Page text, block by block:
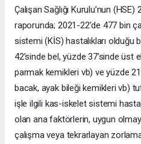
Çalışan Sağlığı Kurulu’nun (HSE)
raporunda; 2021-22’de 477 bin
sistemi (KİS) hastalıkları olduğu
42’sinde bel, yüzde 37’sinde üst
parmak kemikleri vb) ve yüzde
bacak, ayak bileği kemikleri vb)
işle ilgili kas-iskelet sistemi
olan ana faktörlerin, uygun
çalışma veya tekrarlayan